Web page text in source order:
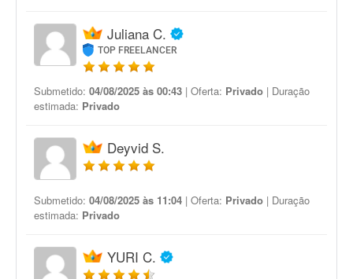
Juliana C.
TOP FREELANCER
Submetido: 04/08/2025 às 00:43 | Oferta: Privado | Duração
estimada: Privado
Deyvid S.
Submetido: 04/08/2025 às 11:04 | Oferta: Privado | Duração
estimada: Privado
YURI C.